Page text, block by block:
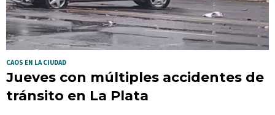
CAOS EN LA CIUDAD
Jueves con múltiples accidentes de
tránsito en La Plata